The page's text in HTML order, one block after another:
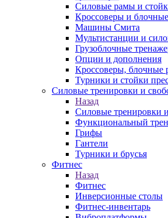
Силовые рамы и
Кроссоверы и
Машины Смита
Мультистанции и
Грузоблочные
Опции и дополнения
Кроссоверы,
Турники и стойки
Силовые тренировки и
Назад
Силовые тренировки
Функциональный
Грифы
Гантели
Турники и брусья
Фитнес
Назад
Фитнес
Инверсионные столы
Фитнес-инвентарь